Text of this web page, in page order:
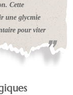
Cette
une glycmie
pour viter